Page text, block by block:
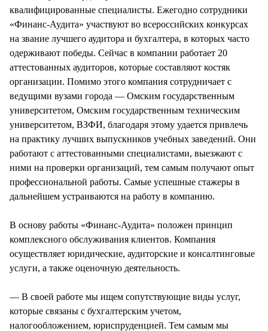
квалифицированные специалисты. Ежегодно сотрудники
«Финанс-Аудита» участвуют во всероссийских конкурсах
на звание лучшего аудитора и бухгалтера, в которых часто
одерживают победы. Сейчас в компании работает 20
аттестованных аудиторов, которые составляют костяк
организации. Помимо этого компания сотрудничает с
ведущими вузами города — Омским государственным
университетом, Омским государственным техническим
университетом, ВЗФИ, благодаря этому удается привлечь
на практику лучших выпускников учебных заведений. Они
работают с аттестованными специалистами, выезжают с
ними на проверки организаций, тем самым получают опыт
профессиональной работы. Самые успешные стажеры в
дальнейшем устраиваются на работу в компанию.
В основу работы «Финанс-Аудита» положен принцип
комплексного обслуживания клиентов. Компания
осуществляет юридические, аудиторские и консалтинговые
услуги, а также оценочную деятельность.
— В своей работе мы ищем сопутствующие виды услуг,
которые связаны с бухгалтерским учетом,
налогообложением, юриспруденцией. Тем самым мы